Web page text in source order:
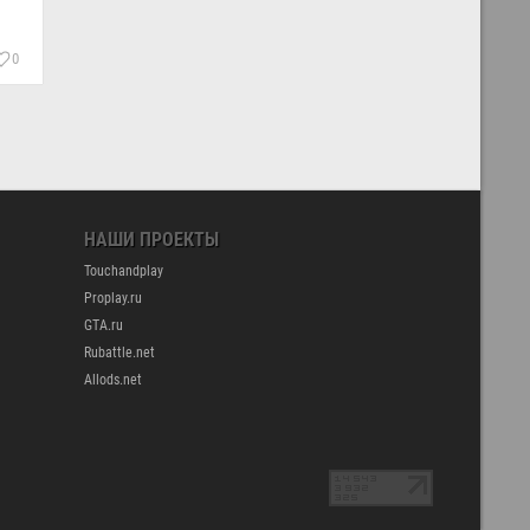
0
НАШИ ПРОЕКТЫ
Touchandplay
Proplay.ru
GTA.ru
Rubattle.net
Allods.net